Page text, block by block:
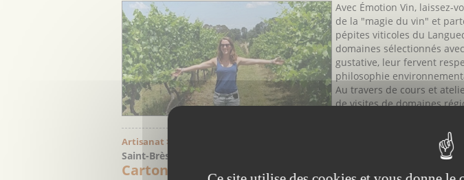
Avec Émotion Vin, laissez-
de la "magie du vin" et
pépites viticoles du
domaines sélectionnés
gustative, leur fervent
philosophie
Au travers de cours et
de visites de domaines
Artisanat > Meubles et décoration
Saint-Brès - Hérault
Cartonnable